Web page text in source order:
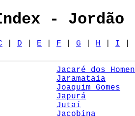
-
D E F G H I
Jacaré dos
Jaramataia
Joaquim Gomes
Japurá
Jutaí
Jacobina